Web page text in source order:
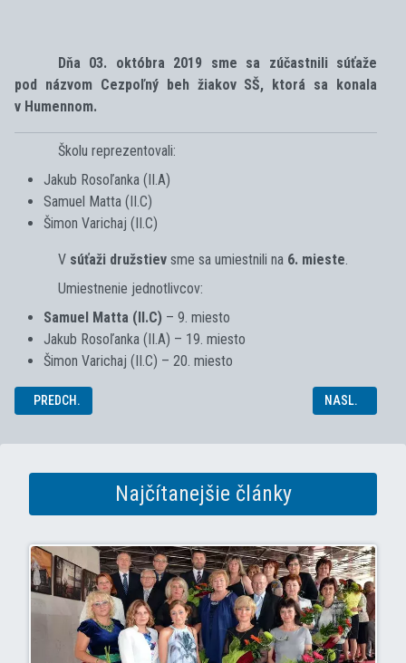
Dňa 03. októbra 2019 sme sa zúčastnili súťaže
pod názvom Cezpoľný beh žiakov SŠ, ktorá sa konala
v Humennom.
Školu reprezentovali:
Jakub Rosoľanka (II.A)
Samuel Matta (II.C)
Šimon Varichaj (II.C)
V súťaži družstiev sme sa umiestnili na 6. mieste
Umiestnenie jednotlivcov:
Samuel Matta (II.C) – 9. miesto
Jakub Rosoľanka (II.A) – 19. miesto
Šimon Varichaj (II.C) – 20. miesto
PREDCHÁDZAJÚCI ČLÁNOK: NÁVŠTEVA KLZISKA
PREDCH. NASLEDUJÚCI
NASL.
Najčítanejšie články